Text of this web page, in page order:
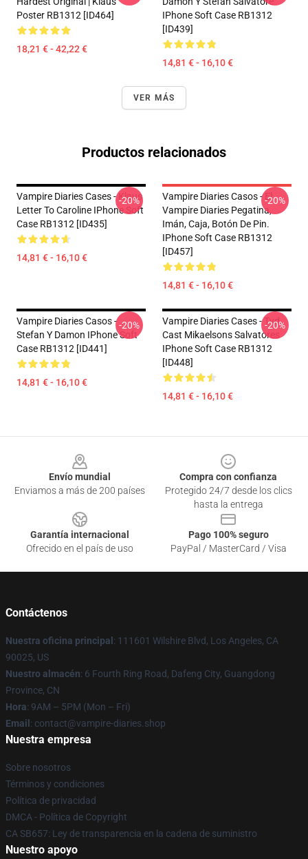
Poster RB1312 [ID464]
18,21 € - 42,22 €
IPhone Soft Case RB1312
[ID439]
14,81 € - 16,10 €
VER MÁS
Productos relacionados
Vampire Diaries Cases - Klaus
Letter To Caroline IPhone Soft
Case RB1312 [ID435]
14,81 € - 16,10 €
-20%
Vampire Diaries Casos - El
Vampire Diaries Pegatina,
Imán, Caja, Botón De Pin.
IPhone Soft Case RB1312
[ID457]
14,81 € - 16,10 €
-20%
Vampire Diaries Casos -
Stefan Y Damon IPhone Soft
Case RB1312 [ID441]
14,81 € - 16,10 €
-20%
Vampire Diaries Cases - Tvd
Cast Mikaelsons Salvatores
IPhone Soft Case RB1312
[ID448]
14,81 € - 16,10 €
-20%
Envío mundial
Enviamos a más de 200 países
Compra con confianza
Protegido 24/7 desde los clics
hasta la entrega
Garantía internacional
Ofrecido en el país de uso
Pago 100% seguro
PayPal / MasterCard / Visa
Contáctenos
Nuestra oficina principal : 111601 Wilshire Blvd, Los Angeles, CA
90025, US
Nuestro almacén: 6 Fourth Ring Road, Dafeng City, Guangdong
Province, CN
Hora: 9AM – 5PM (Mon – Fri)
Email : contact@vampire-diaries.shop
Nuestra empresa
Sobre nosotros
Términos y condiciones
Política de privacidad
DMCA - Política de Copyright
CA SB657: Ley de transparencia en la cadena de suministro
Nuestro apoyo